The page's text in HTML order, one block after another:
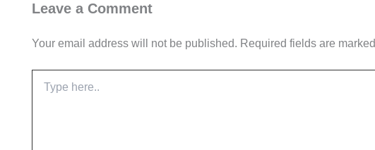
Leave a Comment
Your email address will not be published. Required fields are marked
here..